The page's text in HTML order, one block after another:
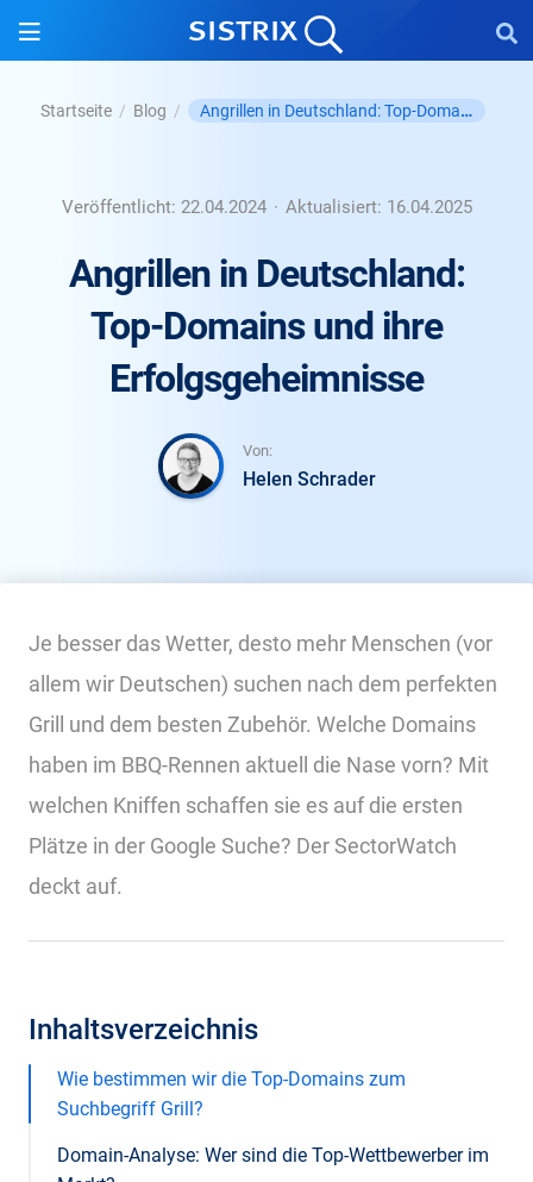
Startseite / Blog / Angrillen in Deutschland: Top-Domains und ihre Erf...
Veröffentlicht: 22.04.2024 · Aktualisiert: 16.04.2025
Angrillen in Deutschland:
Top-Domains und ihre
Erfolgsgeheimnisse
Von:
Helen Schrader
Je besser das Wetter, desto mehr Menschen (vor
allem wir Deutschen) suchen nach dem perfekten
Grill und dem besten Zubehör. Welche Domains
haben im BBQ-Rennen aktuell die Nase vorn? Mit
welchen Kniffen schaffen sie es auf die ersten
Plätze in der Google Suche? Der SectorWatch
deckt auf.
Inhaltsverzeichnis
Wie bestimmen wir die Top-Domains zum
Suchbegriff Grill?
Domain-Analyse: Wer sind die Top-Wettbewerber im